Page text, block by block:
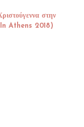
στην
Athens 2018)